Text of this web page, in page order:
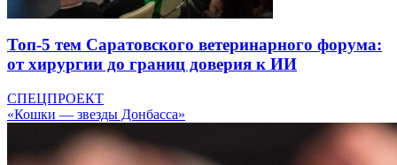
Топ-5 тем Саратовского ветеринарного форума:
от хирургии до границ доверия к ИИ
СПЕЦПРОЕКТ
«Кошки — звезды Донбасса»